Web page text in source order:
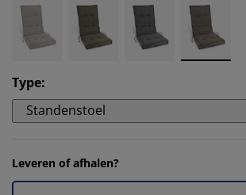
Type:
Standenstoel
Leveren of afhalen?